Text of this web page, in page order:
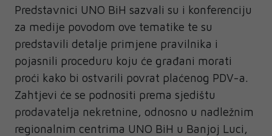
Predstavnici UNO BiH sazvali su i konferenciju
za medije povodom ove tematike te su
predstavili detalje primjene pravilnika i
pojasnili proceduru koju će građani morati
proći kako bi ostvarili povrat plaćenog PDV-a.
Zahtjevi će se podnositi prema sjedištu
prodavatelja nekretnine, odnosno u nadležnim
regionalnim centrima UNO BiH u Banjoj Luci,